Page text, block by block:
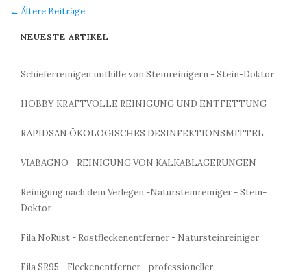
← Ältere Beiträge
NEUESTE ARTIKEL
Schieferreinigen mithilfe von Steinreinigern - Stein-Doktor
HOBBY KRAFTVOLLE REINIGUNG UND ENTFETTUNG
RAPIDSAN ÖKOLOGISCHES DESINFEKTIONSMITTEL
VIABAGNO - REINIGUNG VON KALKABLAGERUNGEN
Reinigung nach dem Verlegen -Natursteinreiniger - Stein-
Doktor
Fila NoRust - Rostfleckenentferner - Natursteinreiniger
Fila SR95 - Fleckenentferner - professioneller